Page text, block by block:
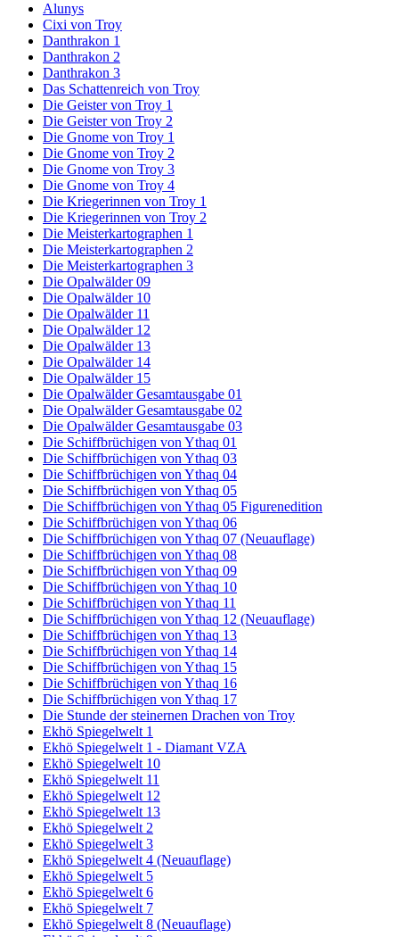
Alunys
Cixi von Troy
Danthrakon 1
Danthrakon 2
Danthrakon 3
Das Schattenreich von Troy
Die Geister von Troy 1
Die Geister von Troy 2
Die Gnome von Troy 1
Die Gnome von Troy 2
Die Gnome von Troy 3
Die Gnome von Troy 4
Die Kriegerinnen von Troy 1
Die Kriegerinnen von Troy 2
Die Meisterkartographen 1
Die Meisterkartographen 2
Die Meisterkartographen 3
Die Opalwälder 09
Die Opalwälder 10
Die Opalwälder 11
Die Opalwälder 12
Die Opalwälder 13
Die Opalwälder 14
Die Opalwälder 15
Die Opalwälder Gesamtausgabe 01
Die Opalwälder Gesamtausgabe 02
Die Opalwälder Gesamtausgabe 03
Die Schiffbrüchigen von Ythaq 01
Die Schiffbrüchigen von Ythaq 03
Die Schiffbrüchigen von Ythaq 04
Die Schiffbrüchigen von Ythaq 05
Die Schiffbrüchigen von Ythaq 05 Figurenedition
Die Schiffbrüchigen von Ythaq 06
Die Schiffbrüchigen von Ythaq 07 (Neuauflage)
Die Schiffbrüchigen von Ythaq 08
Die Schiffbrüchigen von Ythaq 09
Die Schiffbrüchigen von Ythaq 10
Die Schiffbrüchigen von Ythaq 11
Die Schiffbrüchigen von Ythaq 12 (Neuauflage)
Die Schiffbrüchigen von Ythaq 13
Die Schiffbrüchigen von Ythaq 14
Die Schiffbrüchigen von Ythaq 15
Die Schiffbrüchigen von Ythaq 16
Die Schiffbrüchigen von Ythaq 17
Die Stunde der steinernen Drachen von Troy
Ekhö Spiegelwelt 1
Ekhö Spiegelwelt 1 - Diamant VZA
Ekhö Spiegelwelt 10
Ekhö Spiegelwelt 11
Ekhö Spiegelwelt 12
Ekhö Spiegelwelt 13
Ekhö Spiegelwelt 2
Ekhö Spiegelwelt 3
Ekhö Spiegelwelt 4 (Neuauflage)
Ekhö Spiegelwelt 5
Ekhö Spiegelwelt 6
Ekhö Spiegelwelt 7
Ekhö Spiegelwelt 8 (Neuauflage)